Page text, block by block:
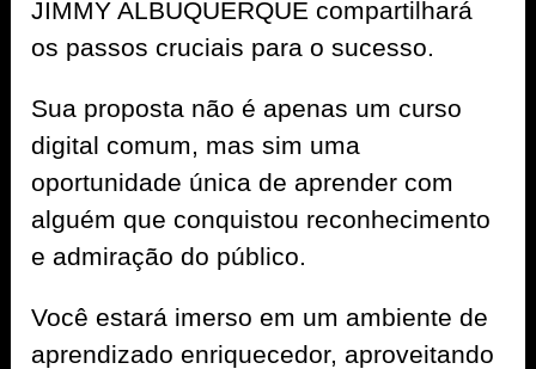
JIMMY ALBUQUERQUE compartilhará
os passos cruciais para o sucesso.
Sua proposta não é apenas um curso
digital comum, mas sim uma
oportunidade única de aprender com
alguém que conquistou reconhecimento
e admiração do público.
Você estará imerso em um ambiente de
aprendizado enriquecedor, aproveitando